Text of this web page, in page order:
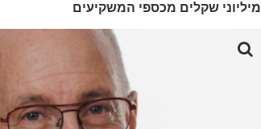
מיליוני שקלים מכספי המשקיעים